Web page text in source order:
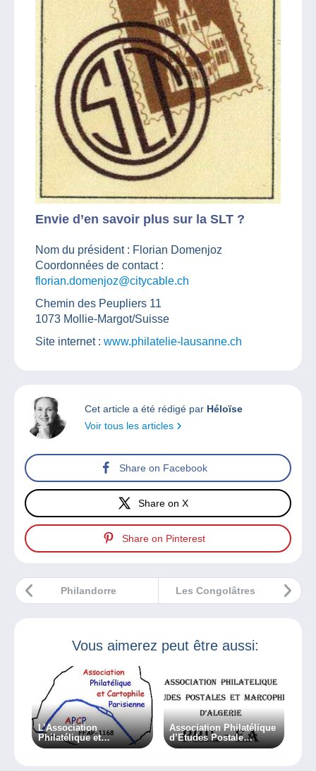
Envie d’en savoir plus sur la SLT ?
Nom du président : Florian Domenjoz
Coordonnées de contact :
florian.domenjoz@citycable.ch
Chemin des Peupliers 11
1073 Mollie-Margot/Suisse
Site internet : www.philatelie-lausanne.ch
Cet article a été rédigé par Héloïse
Voir tous les articles
Share on Facebook
Share on X
Share on Pinterest
Les Congolâtres
Philandorre
Vous aimerez peut être aussi:
L’Association
Philatélique et
Cartophile Parisienne –
Association Philatélique
d’Etudes Postale
d’Algérie – PHIL-EA